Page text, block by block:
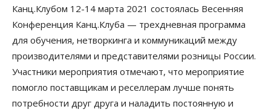
Канц.Клубом 12-14 марта 2021 состоялась Весенняя
Конференция Канц.Клуба — трехдневная программа
для обучения, нетворкинга и коммуникаций между
производителями и представителями розницы России.
Участники мероприятия отмечают, что мероприятие
помогло поставщикам и реселлерам лучше понять
потребности друг друга и наладить постоянную и